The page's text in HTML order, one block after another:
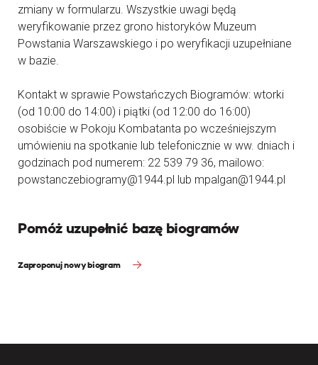
zmiany w formularzu. Wszystkie uwagi będą
weryfikowanie przez grono historyków Muzeum
Powstania Warszawskiego i po weryfikacji uzupełniane
w bazie.
Kontakt w sprawie Powstańczych Biogramów: wtorki
(od 10:00 do 14:00) i piątki (od 12:00 do 16:00)
osobiście w Pokoju Kombatanta po wcześniejszym
umówieniu na spotkanie lub telefonicznie w ww. dniach i
godzinach pod numerem: 22 539 79 36, mailowo:
powstanczebiogramy@1944.pl lub mpalgan@1944.pl
Pomóż uzupełnić bazę biogramów
Zaproponuj nowy biogram